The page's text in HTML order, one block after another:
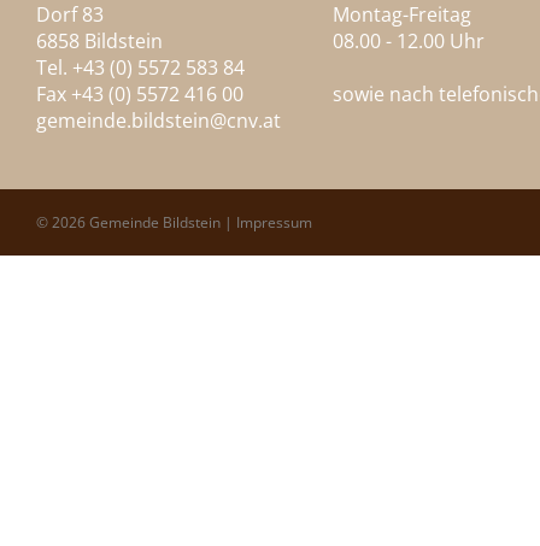
Dorf 83
6858 Bildstein
Tel. +43 (0) 5572 583 84
Fax +43 (0) 5572 416 00
gemeinde.bildstein@cnv.at
Montag-Freitag
08.00 - 12.00 Uhr
sowie nach
© 2026 Gemeinde Bildstein | Impressum